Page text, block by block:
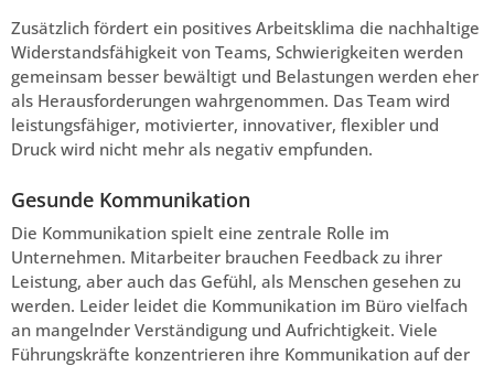
Zusätzlich fördert ein positives Arbeitsklima die nachhaltige
Widerstandsfähigkeit von Teams, Schwierigkeiten werden
gemeinsam besser bewältigt und Belastungen werden eher
als Herausforderungen wahrgenommen. Das Team wird
leistungsfähiger, motivierter, innovativer, flexibler und
Druck wird nicht mehr als negativ empfunden.
Gesunde Kommunikation
Die Kommunikation spielt eine zentrale Rolle im
Unternehmen. Mitarbeiter brauchen Feedback zu ihrer
Leistung, aber auch das Gefühl, als Menschen gesehen zu
werden. Leider leidet die Kommunikation im Büro vielfach
an mangelnder Verständigung und Aufrichtigkeit. Viele
Führungskräfte konzentrieren ihre Kommunikation auf der